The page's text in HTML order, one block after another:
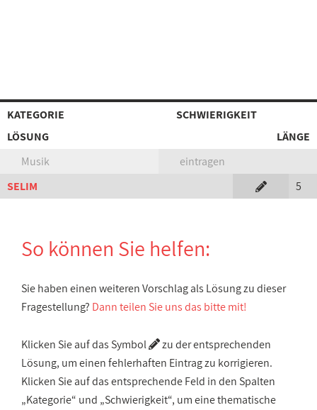
KATEGORIE
SCHWIERIGKEIT
LÖSUNG
LÄNGE
Musik
eintragen
SELIM
5
So können Sie helfen:
Sie haben einen weiteren Vorschlag als Lösung zu dieser
Fragestellung? Dann teilen Sie uns das bitte mit!
Klicken Sie auf das Symbol
zu der entsprechenden
Lösung, um einen fehlerhaften Eintrag zu korrigieren.
Klicken Sie auf das entsprechende Feld in den Spalten
„Kategorie“ und „Schwierigkeit“, um eine thematische